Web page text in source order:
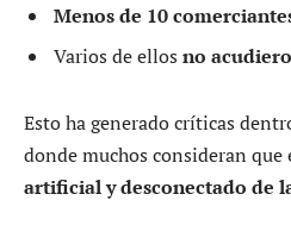
Menos de 10
Varios de ellos no
Esto ha generado críticas
donde muchos consideran que
artificial y desconectado de